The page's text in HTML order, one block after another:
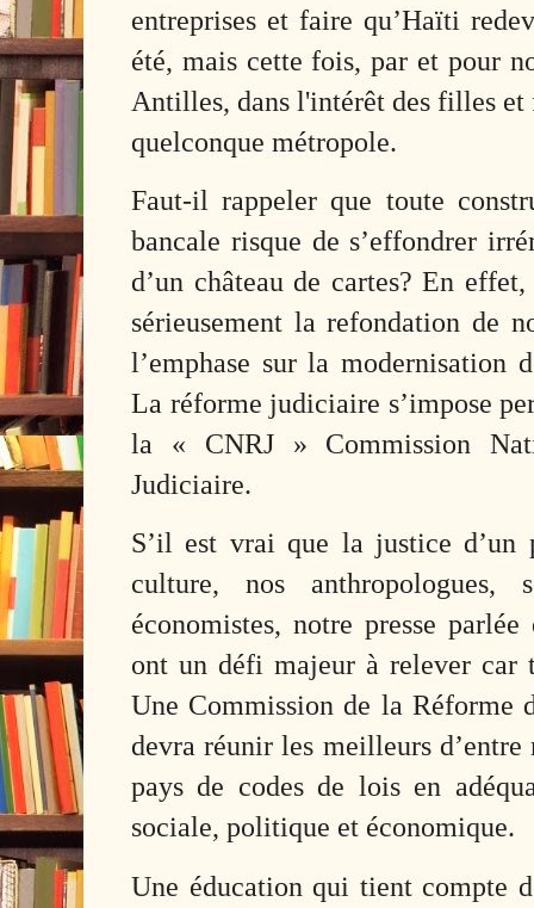
entreprises et faire qu’Haïti
été, mais cette fois, par et pour
Antilles, dans l'intérêt des filles et
quelconque métropole.
Faut-il rappeler que toute
bancale risque de s’effondrer
d’un château de cartes? En
sérieusement la refondation de
l’emphase sur la modernisation
La réforme judiciaire s’impose
la « CNRJ » Commission
Judiciaire.
S’il est vrai que la justice d’un
culture, nos anthropologues,
économistes, notre presse
ont un défi majeur à relever car
Une Commission de la Réforme
devra réunir les meilleurs
pays de codes de lois en
sociale, politique et économique.
Une éducation qui tient compte